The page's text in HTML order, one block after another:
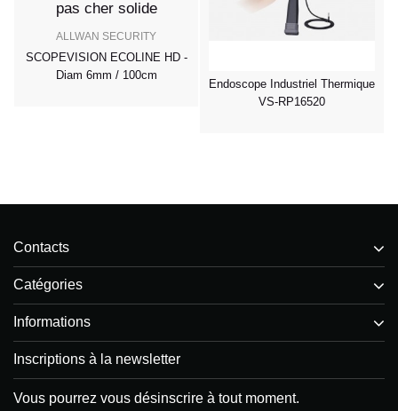
ALLWAN SECURITY
SCOPEVISION ECOLINE HD -
Diam 6mm / 100cm
Endoscope Industriel Thermique
VS-RP16520
Contacts
Catégories
Informations
Inscriptions à la newsletter
Vous pourrez vous désinscrire à tout moment.